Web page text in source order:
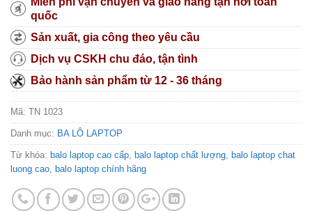
quốc
Sản xuất, gia công theo yêu cầu
Dịch vụ CSKH chu đáo, tận tình
Bảo hành sản phẩm từ 12 - 36 tháng
Mã: TN 1023
Danh mục: BA LÔ LAPTOP
Từ khóa: balo laptop cao cấp balo laptop chất lượng balo laptop chat
luong cao balo laptop chính hãng